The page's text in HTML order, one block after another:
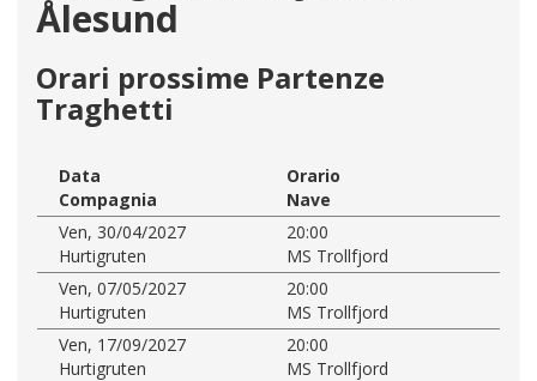
Ålesund
Orari prossime Partenze
Traghetti
Data
Orario
Compagnia
Nave
Ven, 30/04/2027
20:00
Hurtigruten
MS Trollfjord
Ven, 07/05/2027
20:00
Hurtigruten
MS Trollfjord
Ven, 17/09/2027
20:00
Hurtigruten
MS Trollfjord